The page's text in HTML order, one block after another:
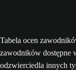
Tabela ocen
zawodników dostępne
odzwierciedla innych